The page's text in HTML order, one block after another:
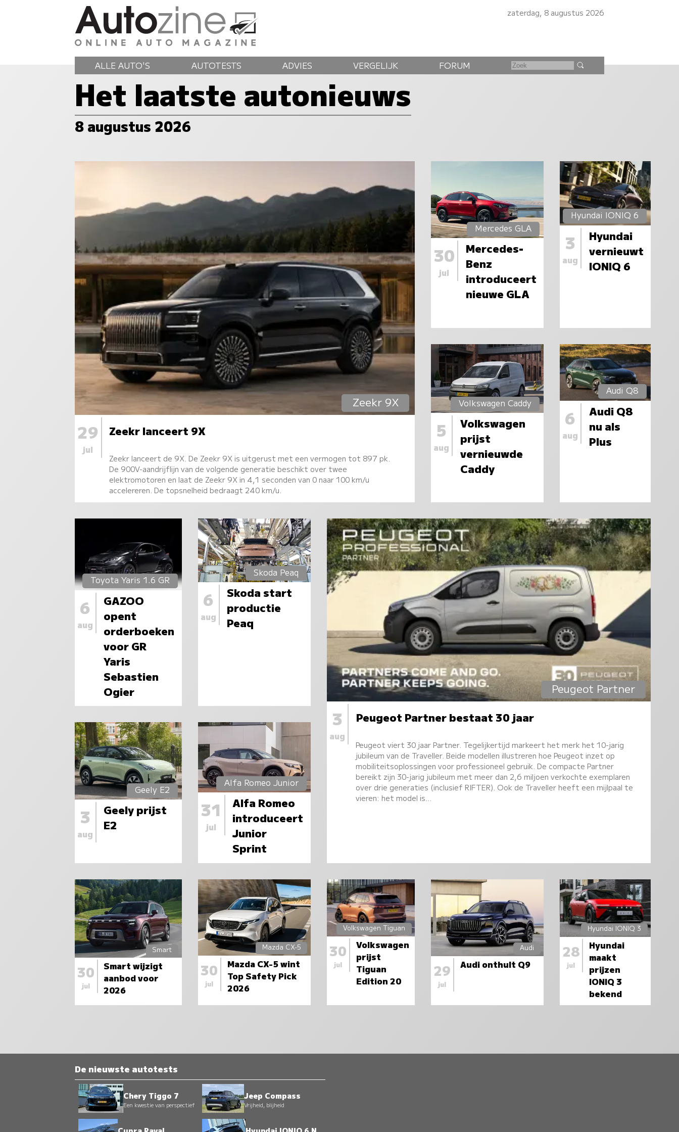
zaterdag, 8 augustus 2026
ALLE AUTO'S AUTOTESTS ADVIES VERGELIJK FORUM
Het laatste autonieuws
8 augustus 2026
Zeekr 9X
29
jul
Zeekr lanceert 9X
Zeekr lanceert de 9X. De Zeekr 9X is uitgerust met een vermogen tot 897 pk.
De 900V-aandrijflijn van de volgende generatie beschikt over twee
elektromotoren en laat de Zeekr 9X in 4,1 seconden van 0 naar 100 km/u
accelereren. De topsnelheid bedraagt 240 km/u.
Mercedes GLA
30
jul
Mercedes-
Benz
introduceert
nieuwe GLA
Hyundai IONIQ 6
3
aug
Hyundai
vernieuwt
IONIQ 6
Volkswagen Caddy
5
aug
Volkswagen
prijst
vernieuwde
Caddy
Audi Q8
6
aug
Audi Q8
nu als
Plus
Toyota Yaris 1.6 GR
6
aug
GAZOO
opent
orderboeken
voor GR
Yaris
Sebastien
Ogier
Skoda Peaq
6
aug
Skoda start
productie
Peaq
Peugeot Partner
3
aug
Peugeot Partner bestaat 30 jaar
Peugeot viert 30 jaar Partner. Tegelijkertijd markeert het merk het 10-jarig
jubileum van de Traveller. Beide modellen illustreren hoe Peugeot inzet op
mobiliteitsoplossingen voor professioneel gebruik. De compacte Partner
bereikt zijn 30-jarig jubileum met meer dan 2,6 miljoen verkochte exemplaren
over drie generaties (inclusief RIFTER). Ook de Traveller heeft een mijlpaal te
vieren: het model is…
Geely E2
3
aug
Geely prijst
E2
Alfa Romeo Junior
31
jul
Alfa Romeo
introduceert
Junior
Sprint
Smart
30
jul
Smart wijzigt
aanbod voor
2026
Mazda CX-5
30
jul
Mazda CX-5 wint
Top Safety Pick
2026
Volkswagen Tiguan
30
jul
Volkswagen
prijst
Tiguan
Edition 20
Audi
29
jul
Audi onthult Q9
Hyundai IONIQ 3
28
jul
Hyundai
maakt
prijzen
IONIQ 3
bekend
De nieuwste autotests
Chery Tiggo 7
Een kwestie van perspectief
Jeep Compass
Vrijheid, blijheid